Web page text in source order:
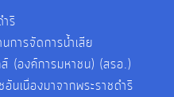
ริ
การจัดการน้ำเสีย
(องค์การมหาชน) (สรอ.)
นเนื่องมาจากพระราชดำริ